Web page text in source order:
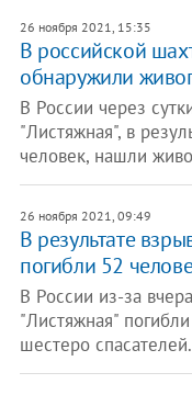
26 ноября 2021, 15:35
В российской
обнаружили
В России через
"Листяжная", в
человек, нашли
26 ноября 2021, 09:49
В результате
погибли 52
В России из-за
"Листяжная"
шестеро